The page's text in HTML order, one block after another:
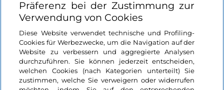
Login
Bleiben wir in Kontakt
Präferenz bei der Zustimmung zur
Verwendung von Cookies
Diese Website verwendet technische und Profiling-
Cookies für Werbezwecke, um die Navigation auf der
Website zu verbessern und aggregierte Analysen
durchzuführen. Sie können jederzeit entscheiden,
welchen Cookies (nach Kategorien unterteilt) Sie
zustimmen, welche Sie verweigern oder widerrufen